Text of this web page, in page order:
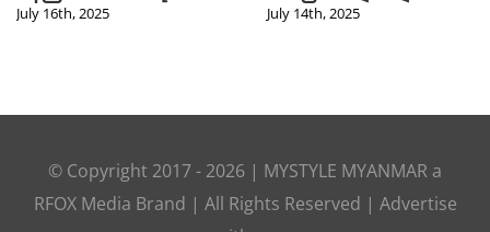
September 28th, 2024
များ
© Copyright 2017 - 2026|MYSTYLE MYANMARa